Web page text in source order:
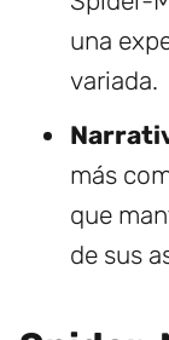
una
variada.
más
que
de sus